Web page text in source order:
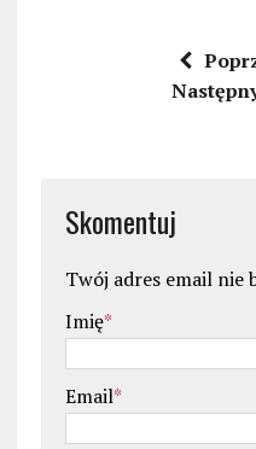
Skomentuj
Twój adres email nie
Imię*
Email*